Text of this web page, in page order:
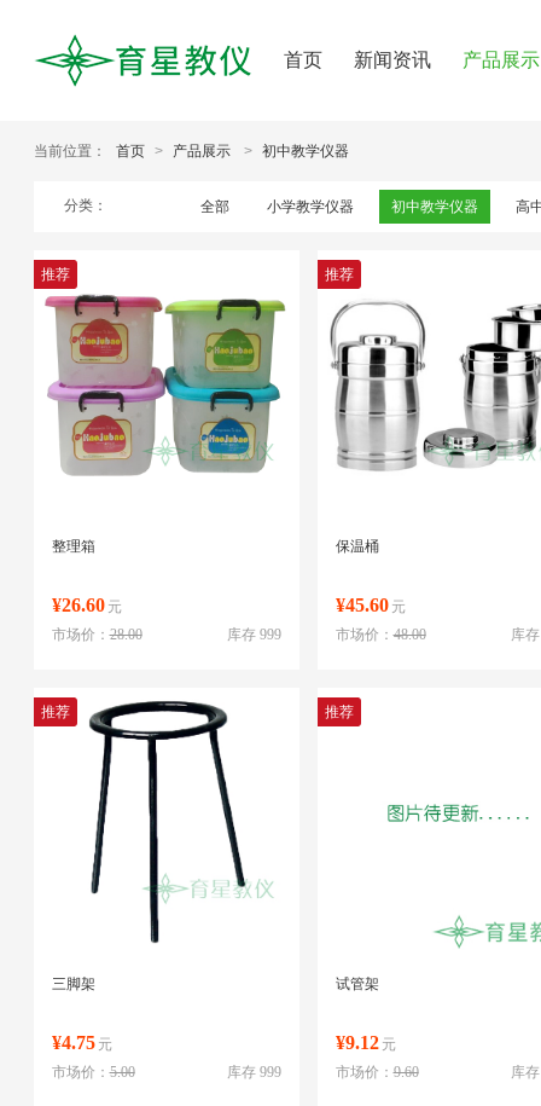
首页 新闻资讯 产品展示
当前位置： 首页 > 产品展示 > 初中教学仪器
分类： 全部 小学教学仪器 初中教学仪器 高
推荐
整理箱
¥26.60 元
库存 999
市场价：28.00
推荐
保温桶
¥45.60 元
库
市场价：48.00
推荐
三脚架
¥4.75 元
库存 999
市场价：5.00
推荐
试管架
¥9.12 元
库
市场价：9.60